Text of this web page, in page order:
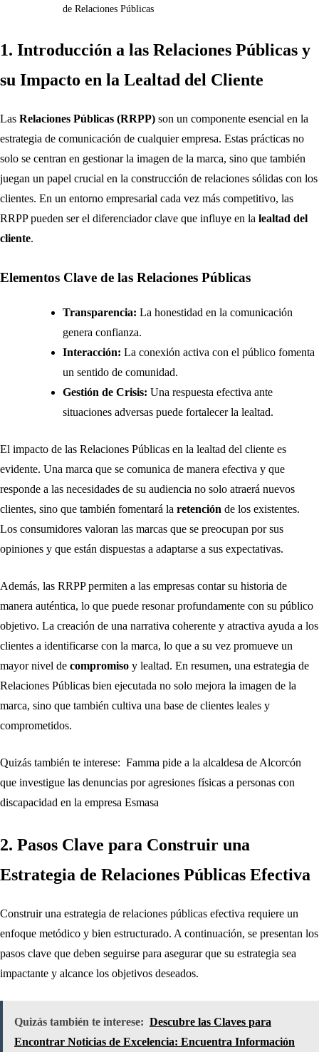
de Relaciones Públicas
1. Introducción a las Relaciones Públicas y
su Impacto en la Lealtad del Cliente
Las Relaciones Públicas (RRPP) son un componente esencial en la
estrategia de comunicación de cualquier empresa. Estas prácticas no
solo se centran en gestionar la imagen de la marca, sino que también
juegan un papel crucial en la construcción de relaciones sólidas con los
clientes. En un entorno empresarial cada vez más competitivo, las
RRPP pueden ser el diferenciador clave que influye en la lealtad del
cliente.
Elementos Clave de las Relaciones Públicas
Transparencia: La honestidad en la comunicación
genera confianza.
Interacción: La conexión activa con el público fomenta
un sentido de comunidad.
Gestión de Crisis: Una respuesta efectiva ante
situaciones adversas puede fortalecer la lealtad.
El impacto de las Relaciones Públicas en la lealtad del cliente es
evidente. Una marca que se comunica de manera efectiva y que
responde a las necesidades de su audiencia no solo atraerá nuevos
clientes, sino que también fomentará la retención de los existentes.
Los consumidores valoran las marcas que se preocupan por sus
opiniones y que están dispuestas a adaptarse a sus expectativas.
Además, las RRPP permiten a las empresas contar su historia de
manera auténtica, lo que puede resonar profundamente con su público
objetivo. La creación de una narrativa coherente y atractiva ayuda a los
clientes a identificarse con la marca, lo que a su vez promueve un
mayor nivel de compromiso y lealtad. En resumen, una estrategia de
Relaciones Públicas bien ejecutada no solo mejora la imagen de la
marca, sino que también cultiva una base de clientes leales y
comprometidos.
Quizás también te interese: Famma pide a la alcaldesa de Alcorcón
que investigue las denuncias por agresiones físicas a personas con
discapacidad en la empresa Esmasa
2. Pasos Clave para Construir una
Estrategia de Relaciones Públicas Efectiva
Construir una estrategia de relaciones públicas efectiva requiere un
enfoque metódico y bien estructurado. A continuación, se presentan los
pasos clave que deben seguirse para asegurar que su estrategia sea
impactante y alcance los objetivos deseados.
Quizás también te interese: Descubre las Claves para
Encontrar Noticias de Excelencia: Encuentra Información